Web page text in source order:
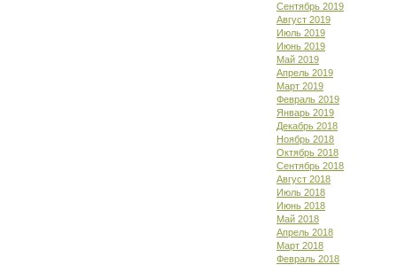
Сентябрь 2019
Август 2019
Июль 2019
Июнь 2019
Май 2019
Апрель 2019
Март 2019
Февраль 2019
Январь 2019
Декабрь 2018
Ноябрь 2018
Октябрь 2018
Сентябрь 2018
Август 2018
Июль 2018
Июнь 2018
Май 2018
Апрель 2018
Март 2018
Февраль 2018